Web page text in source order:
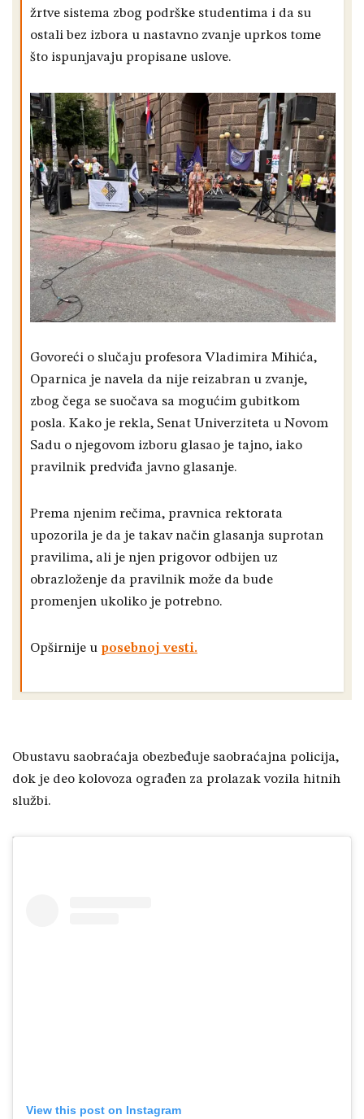
žrtve sistema zbog podrške studentima i da su
ostali bez izbora u nastavno zvanje uprkos tome
što ispunjavaju propisane uslove.
Govoreći o slučaju profesora Vladimira Mihića,
Oparnica je navela da nije reizabran u zvanje,
zbog čega se suočava sa mogućim gubitkom
posla. Kako je rekla, Senat Univerziteta u Novom
Sadu o njegovom izboru glasao je tajno, iako
pravilnik predviđa javno glasanje.
Prema njenim rečima, pravnica rektorata
upozorila je da je takav način glasanja suprotan
pravilima, ali je njen prigovor odbijen uz
obrazloženje da pravilnik može da bude
promenjen ukoliko je potrebno.
Opširnije u posebnoj vesti.
Obustavu saobraćaja obezbeđuje saobraćajna policija,
dok je deo kolovoza ograđen za prolazak vozila hitnih
službi.
View this post on Instagram